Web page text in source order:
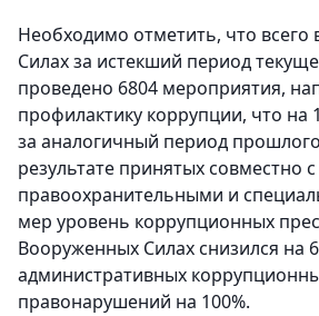
Необходимо отметить, что
Силах за истекший период
проведено 6804 мероприятия,
профилактику коррупции, что на
за аналогичный период
результате принятых совместно с
правоохранительными и
мер уровень коррупционных
Вооруженных Силах снизился на 6
административных
правонарушений на 100%.